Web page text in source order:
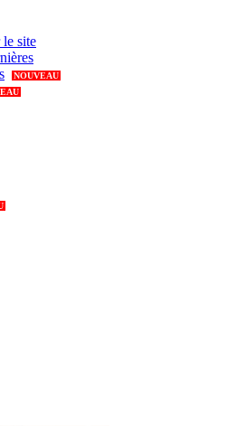
le site
NOUVEAU